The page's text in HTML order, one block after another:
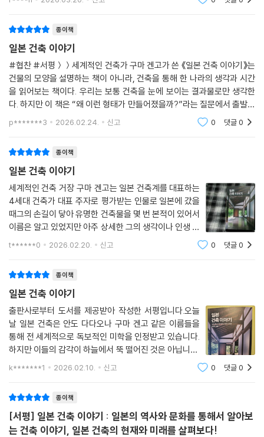
종이책
일본 건축 이야기
#협찬 #서평＞＞세계적인 건축가 구마 겐고가 쓴 《일본 건축 이야기》는
건물의 모양을 설명하는 책이 아니라, 건축을 통해 한 나라의 생각과 시간
을 읽어보는 책이다. 우리는 보통 건축을 눈에 보이는 결과물로만 생각한
다. 하지만 이 책은 “왜 이런 형태가 만들어졌을까?”라는 질문에서 출발해
일본 건축이 지금의 모습에 이르기까지의 흐름을 따라간다. 건축가들의 고
민과 선택이
p*******3 2026.02.24. 신고 0 댓글0
종이책
일본 건축 이야기
세계적인 건축 거장 구마 겐고는 일본 건축계를 대표하는
4세대 건축가 대표 주자로 평가받는 인물로 일본에 갔을
때그의 손길이 닿아 유명한 건축물을 몇 번 본적이 있어서
이름은 알고 있었지만 아주 상세한 그의 생각이나 인생 철
학그리고 건축이라는 직업을 선택한 이유 등등은 전혀 몰
t******0 2026.02.20. 신고 0 댓글0
종이책
일본 건축 이야기
출판사로부터 도서를 제공받아 작성한 서평입니다.오늘
날 일본 건축은 안도 다다오나 구마 겐고 같은 이름들을
통해 전 세계적으로 독보적인 미학을 인정받고 있습니다.
하지만 이들의 감각이 하늘에서 뚝 떨어진 것은 아닙니다.
세계적인 건축가 구마 겐고가 쓴 《일본 건축 이야기》 서구
k*******1 2026.02.10. 신고 0 댓글0
종이책
[서평] 일본 건축 이야기 : 일본의 역사와 문화를 통해서 알아보
는 건축 이야기, 일본 건축의 현재와 미래를 살펴보다!